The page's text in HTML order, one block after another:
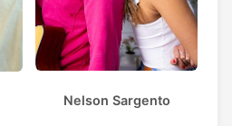
Nelson Sargento